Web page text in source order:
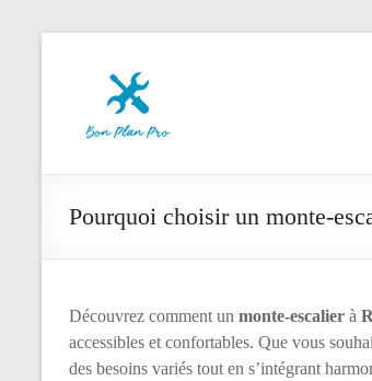
Bon
Plan
Pourquoi choisir un monte-
Découvrez comment un monte-escalier à
accessibles et confortables. Que vous
des besoins variés tout en s’intégrant